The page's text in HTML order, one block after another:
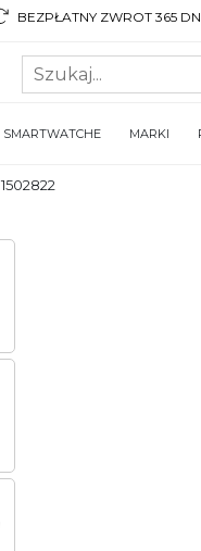
BEZPŁATNY ZWROT 365
SMARTWATCHE MARKI
1502822